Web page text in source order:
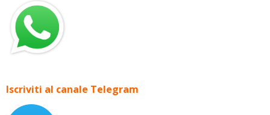
Iscriviti al canale Telegram